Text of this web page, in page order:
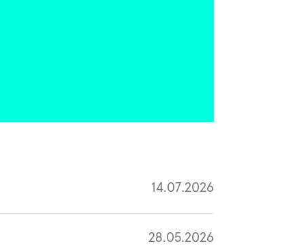
14.07.2026
28.05.2026